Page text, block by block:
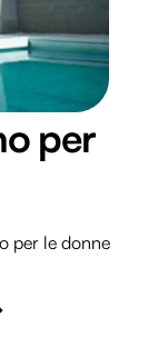
per
per le donne